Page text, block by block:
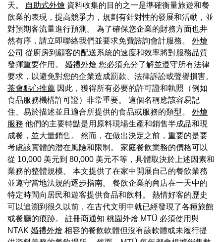
天。
自助式外燴 資料收集的目的之一是準確衡量旅遊和餐
飲業的表現，提高競爭力，規劃有針對性的發展和活動，並
對預期客流量進行預測。 為了確保您企業的財務方面也井
然有序，請立即聯絡我們並要求免費諮詢會計服務。 外燴
公司 從廚房到顧客的配送系統的速度和效率將對服務品質
發揮重要作用。 婚禮外燴 您必須充分了解並遵守所有法律
要求，以避免對您的企業造成罰款、法律訴訟或聲譽損害。
茶會點心推薦 因此，獲得所有必要的許可證和執照（例如
食品服務機構許可證）非常重要。 這個名稱應該容易記
住、易於描述並且適合所提供的食品或服務的類型。 外燴
服務 他們的主要特點是用原料現場生產和銷售半成品和現
成餐，並大量銷售。 然而，在做出決定之前，重要的是要
考慮該實體的潛在風險和限制。 家庭餐飲業務的價格可以
從 10,000 美元到 80,000 美元不等，具體取決於上述因素和
業務的整體規模。 本文提供了在家中開展自己的餐飲業務
並遵守當地法規的逐步指南。 餐飲企業的商店在一天中的
特定時間向居民和遊客提供食品和飲料。 熱情好客的歷史
可以追溯到很久以前，在古代文明中就已經發現了各種旅館
或餐廳的痕跡。 註冊商通知 桃園外燴 MTÜ 必須使用與
NTAK 婚禮外燴 相容的餐飲軟體但沒有該軟體或未履行提